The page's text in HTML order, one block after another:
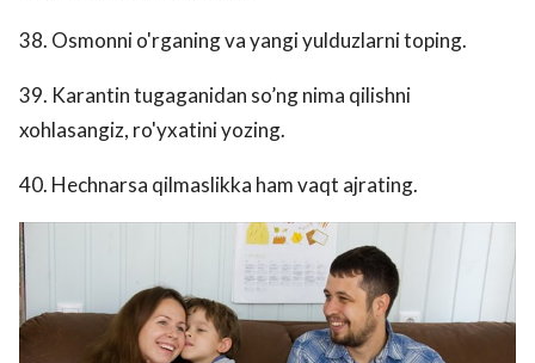
38. Osmonni o'rganing va yangi yulduzlarni toping.
39. Karantin tugaganidan so’ng nima qilishni
xohlasangiz, ro'yxatini yozing.
40. Hechnarsa qilmaslikka ham vaqt ajrating.